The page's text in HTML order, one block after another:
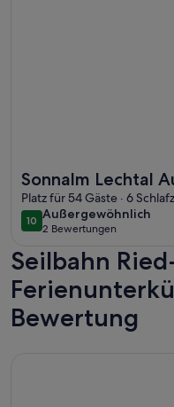
Sonnalm Lechtal
umringt von der
Lechtaler Alpen
Platz für 54 Gäste · 6
1010 von 10
Außergewöhnlich
außergewöhnlich
2 Bewertungen
(2
bewertungen)
Seilbahn
Bewertung